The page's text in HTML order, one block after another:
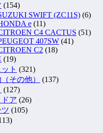
(154)
SWIFT (ZC11S) (6)
e (11)
C4 CACTUS (51)
407SW (41)
C2 (18)
(19)
ト (321)
その他）
(137)
(127)
ア (26)
(105)